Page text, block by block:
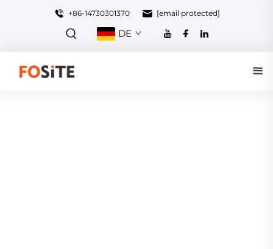
+86-14730301370 [email protected]
DE